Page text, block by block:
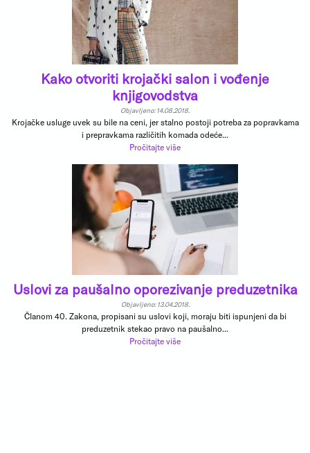
Kako otvoriti krojački salon i vođenje
knjigovodstva
Objavljeno: 14.08.2018.
Krojačke usluge uvek su bile na ceni, jer stalno postoji potreba za popravkama
i prepravkama različitih komada odeće...
Pročitajte više
Uslovi za paušalno oporezivanje preduzetnika
Objavljeno: 13.04.2018.
Članom 40. Zakona, propisani su uslovi koji, moraju biti ispunjeni da bi
preduzetnik stekao pravo na paušalno...
Pročitajte više